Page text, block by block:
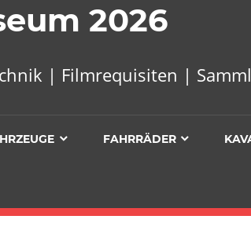
2026
| Filmrequisiten |
FAHRRÄDER